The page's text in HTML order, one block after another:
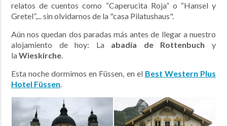
relatos de cuentos como “Caperucita Roja” o “Hansel y
Gretel”,... sin olvidarnos de la "casa Pilatushaus".
Aún nos quedan dos paradas más antes de llegar a nuestro
alojamiento de hoy: La abadía de Rottenbuchy
laWieskirche.
Esta noche dormimos en Füssen, en el Best Western Plus
Hotel Füssen.